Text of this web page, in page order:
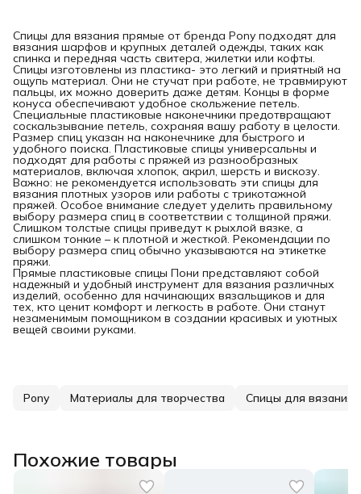
Спицы для вязания прямые от бренда Pony подходят для
вязания шарфов и крупных деталей одежды, таких как
спинка и передняя часть свитера, жилетки или кофты.
Спицы изготовлены из пластика- это легкий и приятный на
ощупь материал. Они не стучат при работе, не травмируют
пальцы, их можно доверить даже детям. Концы в форме
конуса обеспечивают удобное скольжение петель.
Специальные пластиковые наконечники предотвращают
соскальзывание петель, сохраняя вашу работу в целости.
Размер спиц указан на наконечнике для быстрого и
удобного поиска. Пластиковые спицы универсальны и
подходят для работы с пряжей из разнообразных
материалов, включая хлопок, акрил, шерсть и вискозу.
Важно: не рекомендуется использовать эти спицы для
вязания плотных узоров или работы с трикотажной
пряжей. Особое внимание следует уделить правильному
выбору размера спиц в соответствии с толщиной пряжи.
Слишком толстые спицы приведут к рыхлой вязке, а
слишком тонкие – к плотной и жесткой. Рекомендации по
выбору размера спиц обычно указываются на этикетке
пряжи.
Прямые пластиковые спицы Пони представляют собой
надежный и удобный инструмент для вязания различных
изделий, особенно для начинающих вязальщиков и для
тех, кто ценит комфорт и легкость в работе. Они станут
незаменимым помощником в создании красивых и уютных
вещей своими руками.
Pony Материалы для творчества Спицы для вязания
Похожие товары